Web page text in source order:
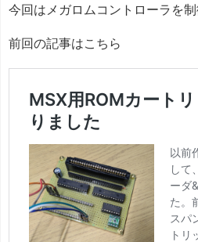
今回はメガロムコントローラを制
前回の記事はこちら